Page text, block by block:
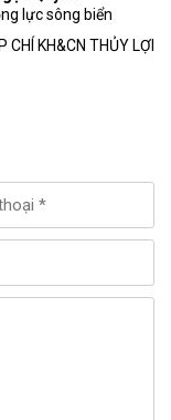
lực sông biển
CHÍ KH&CN THỦY LỢI